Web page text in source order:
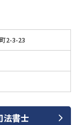
2026年07月31日
済相談・交渉
理
場
2-3-23
法書士